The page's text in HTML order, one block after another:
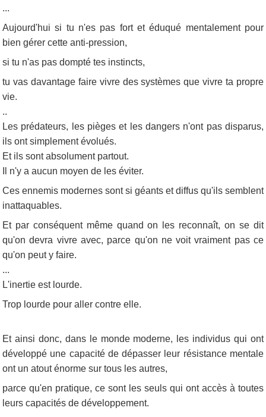
...
Aujourd'hui si tu n'es pas fort et éduqué mentalement pour
bien gérer cette anti-pression,
si tu n'as pas dompté tes instincts,
tu vas davantage faire vivre des systèmes que vivre ta propre
vie.
..
Les prédateurs, les pièges et les dangers n'ont pas disparus,
ils ont simplement évolués.
Et ils sont absolument partout.
Il n'y a aucun moyen de les éviter.
Ces ennemis modernes sont si géants et diffus qu'ils semblent
inattaquables.
Et par conséquent même quand on les reconnaît, on se dit
qu'on devra vivre avec, parce qu'on ne voit vraiment pas ce
qu'on peut y faire.
...
L'inertie est lourde.
Trop lourde pour aller contre elle.
Et ainsi donc, dans le monde moderne, les individus qui ont
développé une capacité de dépasser leur résistance mentale
ont un atout énorme sur tous les autres,
parce qu'en pratique, ce sont les seuls qui ont accès à toutes
leurs capacités de développement.